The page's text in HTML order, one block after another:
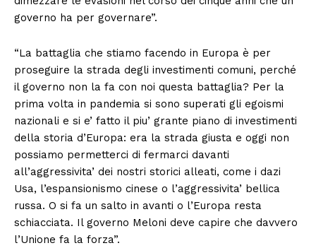
governo ha per governare”.
“La battaglia che stiamo facendo in Europa è per
proseguire la strada degli investimenti comuni, perché
il governo non la fa con noi questa battaglia? Per la
prima volta in pandemia si sono superati gli egoismi
nazionali e si e’ fatto il piu’ grante piano di investimenti
della storia d’Europa: era la strada giusta e oggi non
possiamo permetterci di fermarci davanti
all’aggressivita’ dei nostri storici alleati, come i dazi
Usa, l’espansionismo cinese o l’aggressivita’ bellica
russa. O si fa un salto in avanti o l’Europa resta
schiacciata. Il governo Meloni deve capire che davvero
l’Unione fa la forza”.